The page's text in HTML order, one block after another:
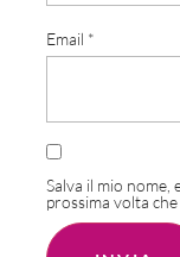
Email *
Salva il mio nome,
prossima volta